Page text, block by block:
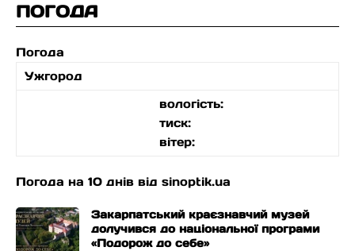
ПОГОДА
Погода
Ужгород
вологість:
тиск:
вітер:
Погода на 10 днів від sinoptik.ua
Закарпатський краєзнавчий музей
долучився до національної програми
«Подорож до себе»